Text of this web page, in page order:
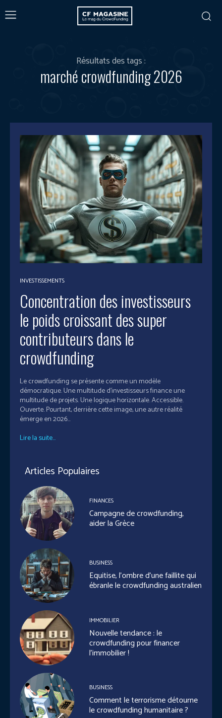
Résultats des tags :
marché crowdfunding 2026
INVESTISSEMENTS
Concentration des investisseurs
le poids croissant des super
contributeurs dans le
crowdfunding
Le crowdfunding se présente comme un modèle
démocratique. Une multitude d’investisseurs finance une
multitude de projets. Une logique horizontale. Accessible.
Ouverte. Pourtant, derrière cette image, une autre réalité
émerge en 2026...
Lire la suite...
Articles Populaires
FINANCES
Campagne de crowdfunding,
aider la Grèce
BUSINESS
Equitise, l’ombre d’une faillite qui
ébranle le crowdfunding australien
IMMOBILIER
Nouvelle tendance : le
crowdfunding pour financer
l’immobilier !
BUSINESS
Comment le terrorisme détourne
le crowdfunding humanitaire ?